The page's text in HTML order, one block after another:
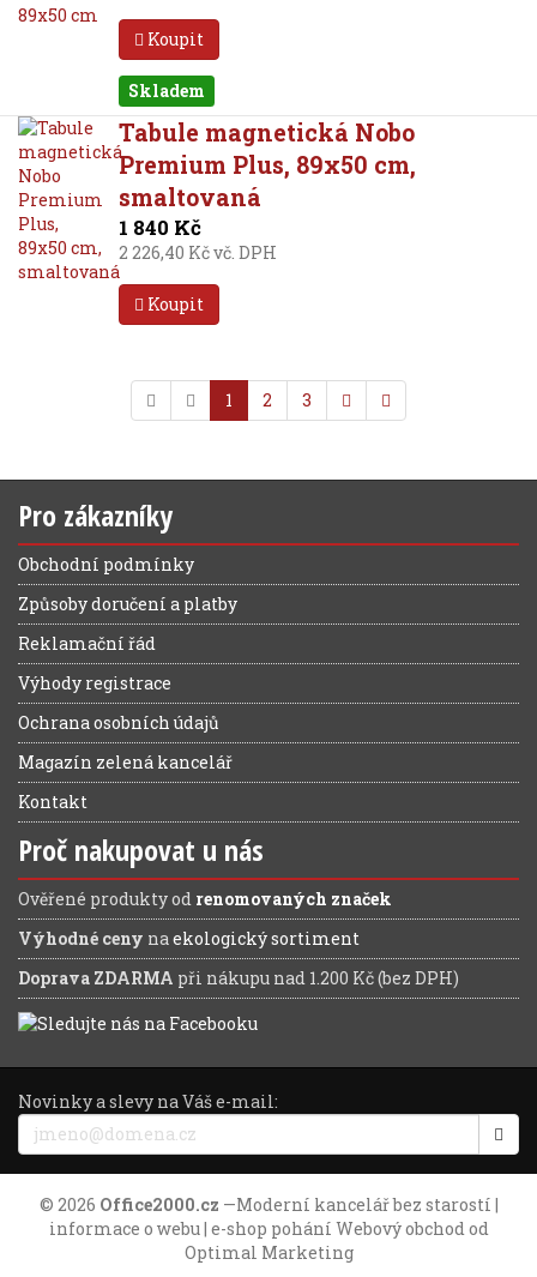
Koupit
Skladem
Tabule magnetická Nobo
Premium Plus, 89x50 cm,
smaltovaná
1 840 Kč
2 226,40 Kč vč. DPH
Koupit
1 2 3
Pro zákazníky
Obchodní podmínky
Způsoby doručení a platby
Reklamační řád
Výhody registrace
Ochrana osobních údajů
Magazín zelená kancelář
Kontakt
Proč nakupovat u nás
Ověřené produkty od renomovaných značek
Výhodné ceny naekologický sortiment
Doprava ZDARMA při nákupu nad 1.200 Kč (bez DPH)
Novinky a slevy na Váš e-mail:
© 2026 Office2000.cz —Moderní kancelář bez starostí |
informace o webu | e-shop pohání Webový obchod od
Optimal Marketing